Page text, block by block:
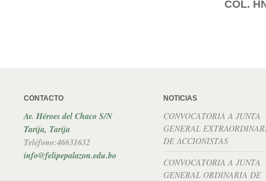
COL.
CONTACTO
Av. Héroes del Chaco S/N
Tarija, Tarija
Teléfono:46631632
info@felipepalazon.edu.bo
NOTICIAS
CONVOCATORIA A JUNTA
GENERAL
DE ACCIONISTAS
CONVOCATORIA A JUNTA
GENERAL ORDINARIA DE